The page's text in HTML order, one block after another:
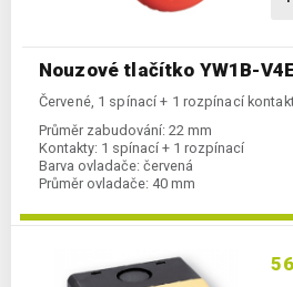
Nouzové tlačítko YW1B-
Červené, 1 spínací + 1 rozpínací
Průměr zabudování: 22 mm
Kontakty: 1 spínací + 1 rozpínací
Barva ovladače: červená
Průměr ovladače: 40 mm